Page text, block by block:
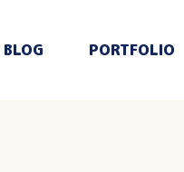
BLOG PORTFOLIO